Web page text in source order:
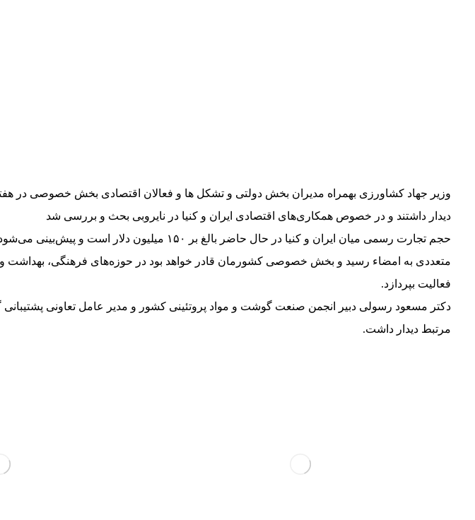
وزیر جهاد کشاورزی بهمراه مدیران بخش دولتی و تشکل ها و فعالان اقتصادی بخش خصوصی در
دیدار داشتند و در خصوص همکاری‌های اقتصادی ایران و کنیا در نایروبی بحث و بررسی شد
حجم تجارت رسمی میان ایران و کنیا در حال حاضر
متعددی به امضاء رسید و بخش خصوصی کشورمان قادر خواهد بود در حوزه‌های فرهنگی،
فعالیت بپردازد.
دکتر مسعود رسولی دبیر انجمن صنعت گوشت و مواد پروتئینی کشور و مدیر عامل تعاونی
مرتبط دیدار داشت.